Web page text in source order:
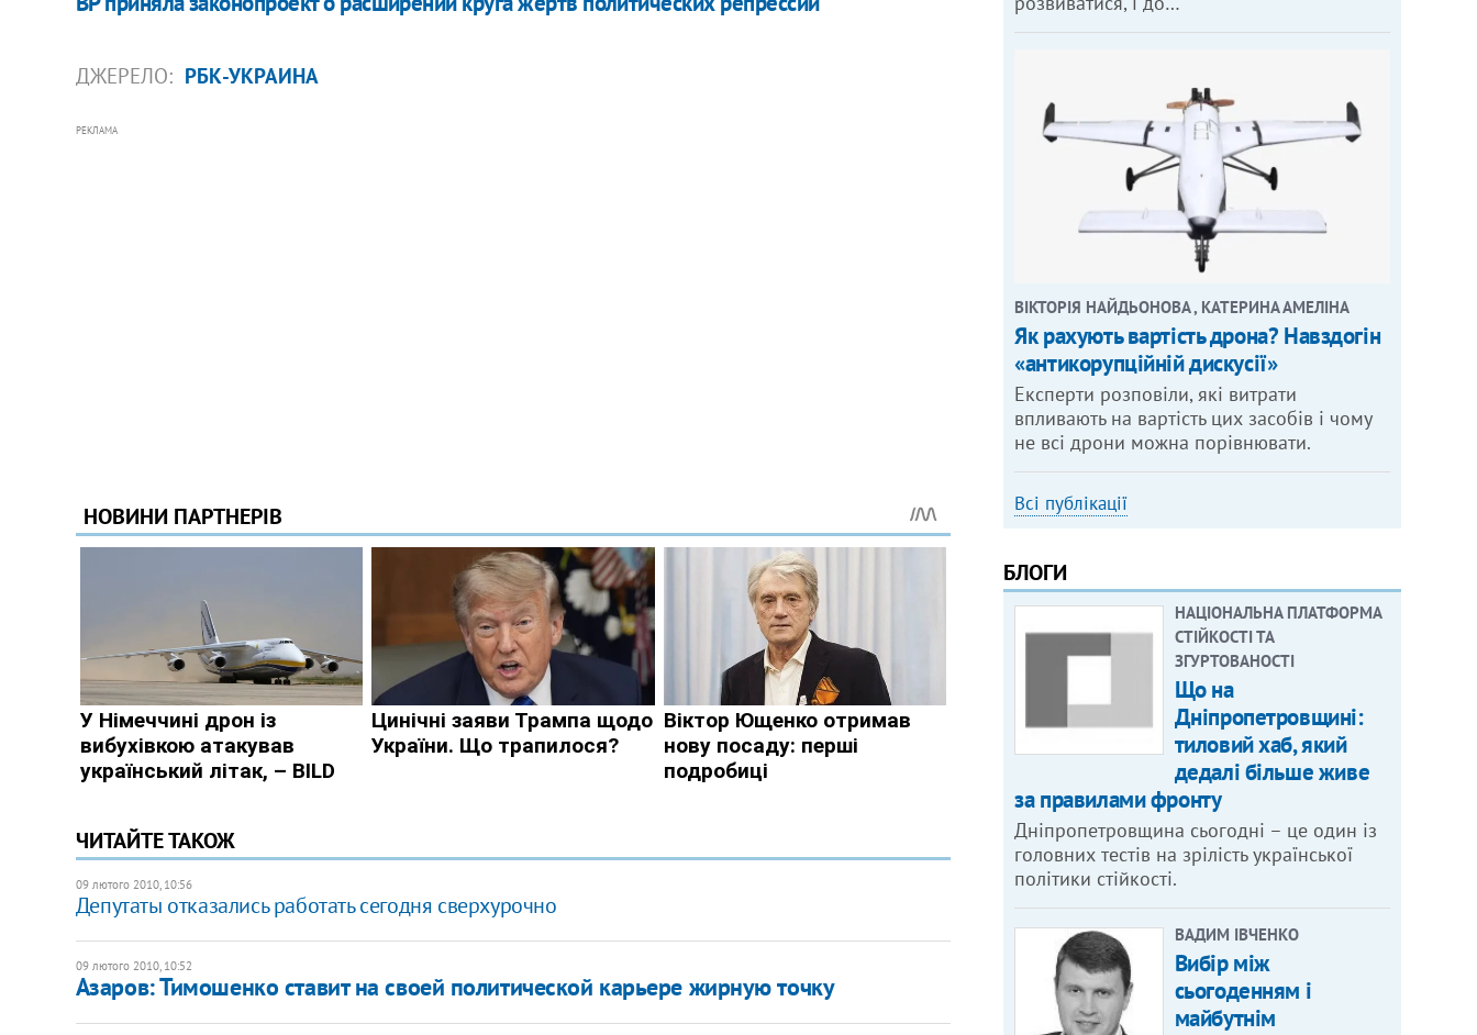
ДЖЕРЕЛО: РБК-УКРАИНА
РЕКЛАМА
ЧИТАЙТЕ ТАКОЖ
09 лютого 2010, 10:56
Депутаты отказались работать сегодня сверхурочно
09 лютого 2010, 10:52
Азаров: Тимошенко ставит на своей политической карьере жирную точку
ВІКТОРІЯ НАЙДЬОНОВА , КАТЕРИНА АМЕЛІНА
Як рахують вартість дрона? Навздогін
«антикорупційній дискусії»
Експерти розповіли, які витрати
впливають на вартість цих засобів і чому
не всі дрони можна порівнювати.
Всі публікації
БЛОГИ
НАЦІОНАЛЬНА ПЛАТФОРМА
СТІЙКОСТІ ТА
ЗГУРТОВАНОСТІ
Що на
Дніпропетровщині:
тиловий хаб, який
дедалі більше живе
за правилами фронту
Дніпропетровщина сьогодні – це один із
головних тестів на зрілість української
політики стійкості.
ВАДИМ ІВЧЕНКО
Вибір між
сьогоденням і
майбутнім